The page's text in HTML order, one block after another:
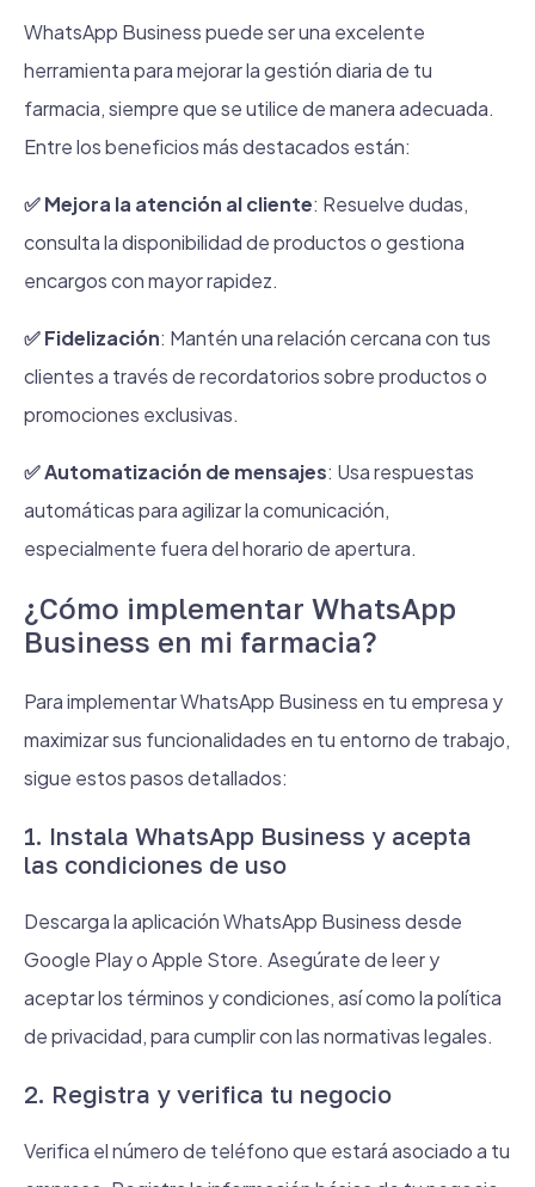
WhatsApp Business puede ser una excelente
herramienta para mejorar la gestión diaria de tu
farmacia, siempre que se utilice de manera adecuada.
Entre los beneficios más destacados están:
✅ Mejora la atención al cliente: Resuelve dudas,
consulta la disponibilidad de productos o gestiona
encargos con mayor rapidez.
✅ Fidelización: Mantén una relación cercana con tus
clientes a través de recordatorios sobre productos o
promociones exclusivas.
✅ Automatización de mensajes: Usa respuestas
automáticas para agilizar la comunicación,
especialmente fuera del horario de apertura.
¿Cómo implementar WhatsApp
Business en mi farmacia?
Para implementar WhatsApp Business en tu empresa y
maximizar sus funcionalidades en tu entorno de trabajo,
sigue estos pasos detallados:
1. Instala WhatsApp Business y acepta
las condiciones de uso
Descarga la aplicación WhatsApp Business desde
Google Play o Apple Store. Asegúrate de leer y
aceptar los términos y condiciones, así como la política
de privacidad, para cumplir con las normativas legales.
2. Registra y verifica tu negocio
Verifica el número de teléfono que estará asociado a tu